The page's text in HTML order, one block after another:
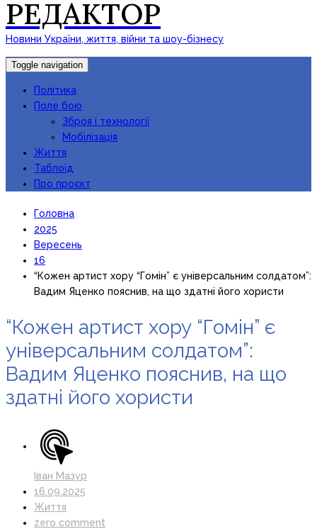
РЕДАКТОР
Новини України, життя, війни та шоу-бізнесу
Toggle navigation
Політика
Поле бою
Зброя і технології
Мобілізація
Життя
Таблоїд
Про проєкт
Головна
2025
Вересень
16
“Кожен артист хору “Гомін” є універсальним солдатом”:
Вадим Яценко пояснив, на що здатні його хористи
“Кожен артист хору “Гомін” є
універсальним солдатом”:
Вадим Яценко пояснив, на що
здатні його хористи
Іван Мазур
16.09.2025
Життя
zero comment